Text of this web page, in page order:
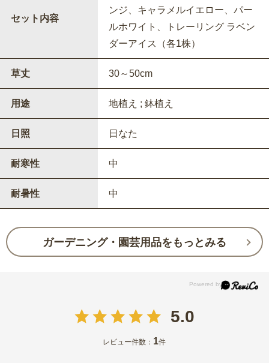
セット内容
ンジ、キャラメルイエロー、パー
ルホワイト、トレーリング ラベン
ダーアイス（各1株）
草丈 30～50cm
用途 地植え ; 鉢植え
日照 日なた
耐寒性 中
耐暑性 中
ガーデニング・園芸用品をもっとみる
5.0
レビュー件数： 1件